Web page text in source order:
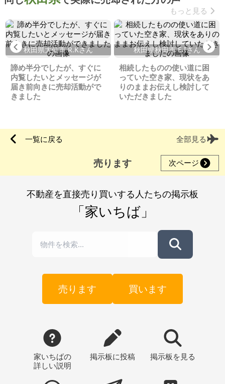
もっと見る
Previous
秋田県大仙市 R.Kさん
諦め半分でしたが、すぐに
内覧したいとメッセージが
届き前向きに売却活動がで
きました
秋田県秋田市 E.Iさん
相続したものの使い道に困
っていた空き家、現状をあ
りのままお伝えし検討して
いただきました
一覧に戻る 全部見る
売ります 次ページ
不動産を直接売り買いする人たちの掲示板
「家いちば」
売ります 買います
家いちばの
詳しい説明
掲示板に投稿 掲示板 を見る